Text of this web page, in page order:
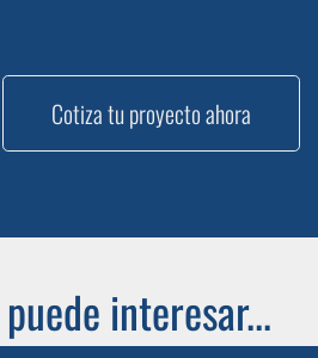
Cotiza tu proyecto ahora
interesar...